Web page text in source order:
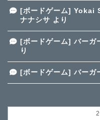
[ボードゲーム] Yokai
ナナシサ より
[ボードゲーム] バーガ
り
[ボードゲーム] バーガ